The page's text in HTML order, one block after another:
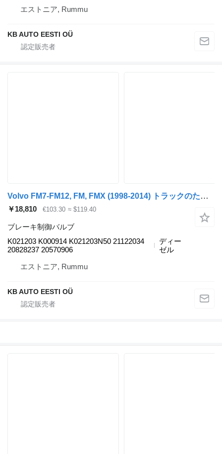
エストニア, Rummu
KB AUTO EESTI OÜ
Volvo FM7-FM12, FM, FMX (1998-2014) トラックのためのKnorr-Bremse FM12 (01.98-12.05) K021203 ブレーキ制御バルブ
￥18,810 €103.30 ≈ $119.40
ブレーキ制御バルブ
K021203 K000914 K021203N50 21122034
20828237 20570906
ディー
ゼル
エストニア, Rummu
KB AUTO EESTI OÜ